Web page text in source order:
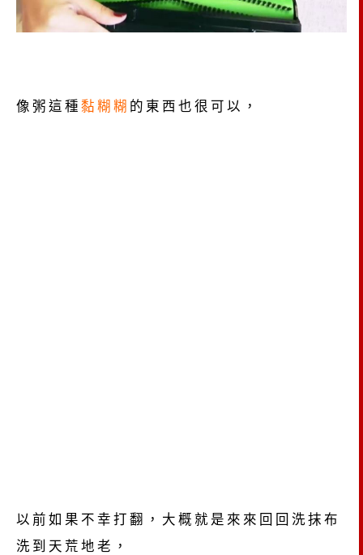
像粥這種 黏糊糊 的東西也很可以，
以前如果不幸打翻，大概就是來來回回洗抹布
洗到天荒地老，